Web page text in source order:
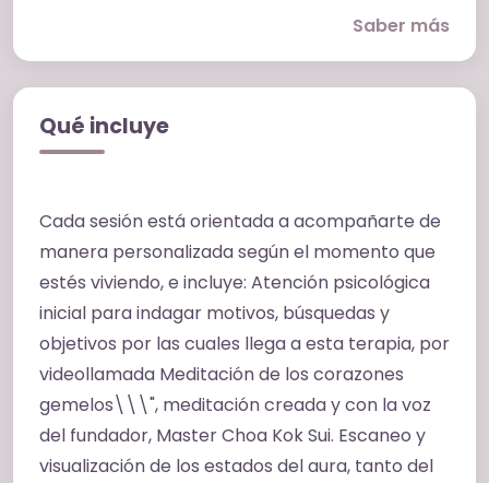
liviandad y claridad. Es una terapia sutil, no
atención médica, psicológica ni psiquiátrica,
sanador pránico tradicional trabaja con el
campo energético del cuerpo para eliminar la
congestión y dirigir prana (energía vital) fresco
a las zonas agotadas. Las técnicas pueden
incluir el escaneo del aura, movimientos de
barrido y visualización focalizada. Todo esto se
realiza sin contacto físico. Los beneficios
pueden variar de una persona a otra, pero
muchas personas refieren: Sensación de
Saber más
Qué incluye
Cada sesión está orientada a acompañarte de
manera personalizada según el momento que
estés viviendo, e incluye: Atención psicológica
inicial para indagar motivos, búsquedas y
objetivos por las cuales llega a esta terapia, por
videollamada Meditación de los corazones
gemelos\\\", meditación creada y con la voz
del fundador, Master Choa Kok Sui. Escaneo y
visualización de los estados del aura, tanto del